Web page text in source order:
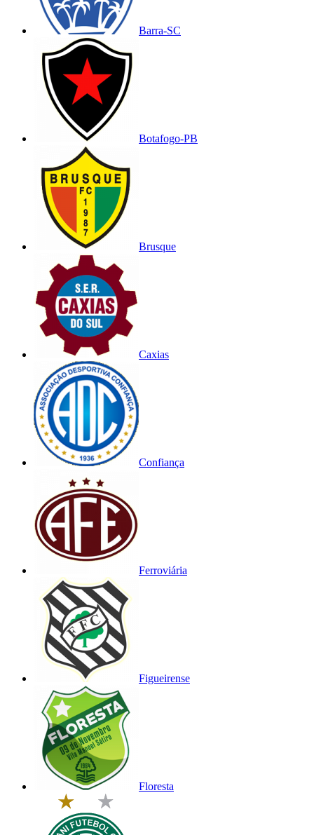
Barra-SC
Botafogo-PB
Brusque
Caxias
Confiança
Ferroviária
Figueirense
Floresta